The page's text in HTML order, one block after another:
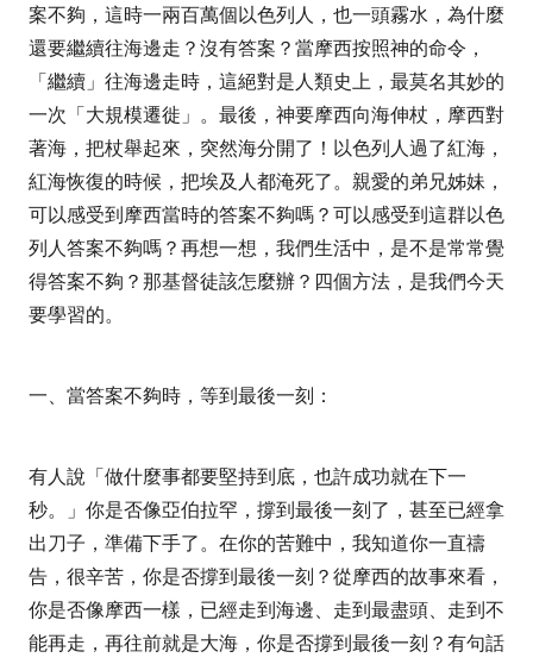
案不夠，這時一兩百萬個以色列人，也一頭霧水，為什麼
還要繼續往海邊走？沒有答案？當摩西按照神的命令，
「繼續」往海邊走時，這絕對是人類史上，最莫名其妙的
一次「大規模遷徙」。最後，神要摩西向海伸杖，摩西對
著海，把杖舉起來，突然海分開了！以色列人過了紅海，
紅海恢復的時候，把埃及人都淹死了。親愛的弟兄姊妹，
可以感受到摩西當時的答案不夠嗎？可以感受到這群以色
列人答案不夠嗎？再想一想，我們生活中，是不是常常覺
得答案不夠？那基督徒該怎麼辦？四個方法，是我們今天
要學習的。
一、 當答案不夠時，等到最後一刻：
有人說「做什麼事都要堅持到底，也許成功就在下一
秒。」你是否像亞伯拉罕，撐到最後一刻了，甚至已經拿
出刀子，準備下手了。在你的苦難中，我知道你一直禱
告，很辛苦，你是否撐到最後一刻？從摩西的故事來看，
你是否像摩西一樣，已經走到海邊、走到最盡頭、走到不
能再走，再往前就是大海，你是否撐到最後一刻？有句話